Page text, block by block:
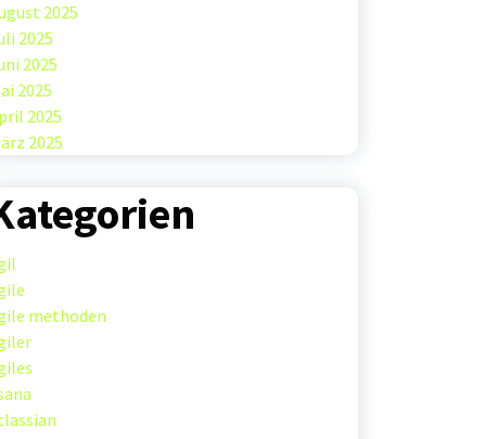
2025
2025
2025
2025
2025
2025
methoden